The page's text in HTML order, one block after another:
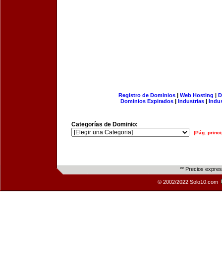
Registro de Dominios| Web Hosting |
Dominios Expirados | Industrias |
Categorías de Dominio:
[Pág.
** Precios
© 2002/2022 Solo10.com